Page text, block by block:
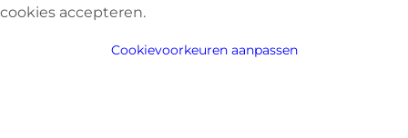
cookies accepteren.
Cookievoorkeuren aanpassen